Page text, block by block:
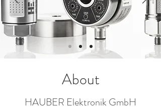
About
HAUBER Elektronik GmbH